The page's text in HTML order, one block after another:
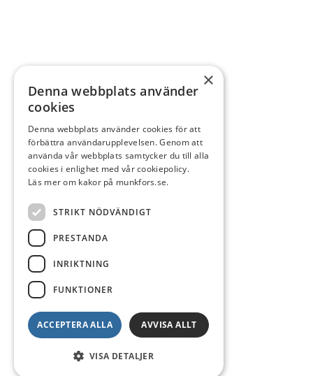
×
Denna webbplats använder
cookies
Denna webbplats använder cookies för att
förbättra användarupplevelsen. Genom att
använda vår webbplats samtycker du till alla
cookies i enlighet med vår cookiepolicy.
Läs mer om kakor på munkfors.se.
STRIKT NÖDVÄNDIGT
PRESTANDA
INRIKTNING
FUNKTIONER
ACCEPTERA ALLA AVVISA ALLT
VISA DETALJER